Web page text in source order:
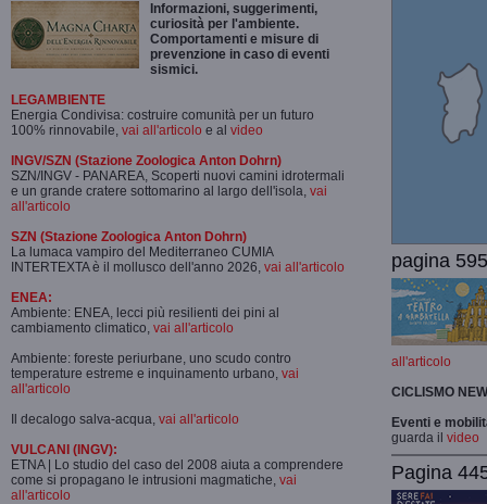
Informazioni, suggerimenti,
curiosità per l'ambiente.
Comportamenti e misure di
prevenzione in caso di eventi
sismici.
LEGAMBIENTE
Energia Condivisa: costruire comunità per un futuro
100% rinnovabile, vai all'articolo e al video
INGV/SZN (Stazione Zoologica Anton Dohrn)
SZN/INGV - PANAREA, Scoperti nuovi camini idrotermali
e un grande cratere sottomarino al largo dell'isola, vai
all'articolo
SZN (Stazione Zoologica Anton Dohrn)
La lumaca vampiro del Mediterraneo CUMIA
INTERTEXTA è il mollusco dell'anno 2026, vai all'articolo
ENEA:
Ambiente: ENEA, lecci più resilienti dei pini al
cambiamento climatico, vai all'articolo
Ambiente: foreste periurbane, uno scudo contro
temperature estreme e inquinamento urbano, vai
all'articolo
Il decalogo salva-acqua, vai all'articolo
VULCANI (INGV):
ETNA | Lo studio del caso del 2008 aiuta a comprendere
come si propagano le intrusioni magmatiche, vai
all'articolo
pagina
all'articolo
CICLISMO
Eventi e
guarda il video
Pagina